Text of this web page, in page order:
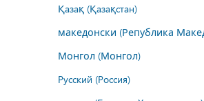
Қазақ (Қазақстан)
македонски (Република
Монгол (Монгол)
Русский (Россия)